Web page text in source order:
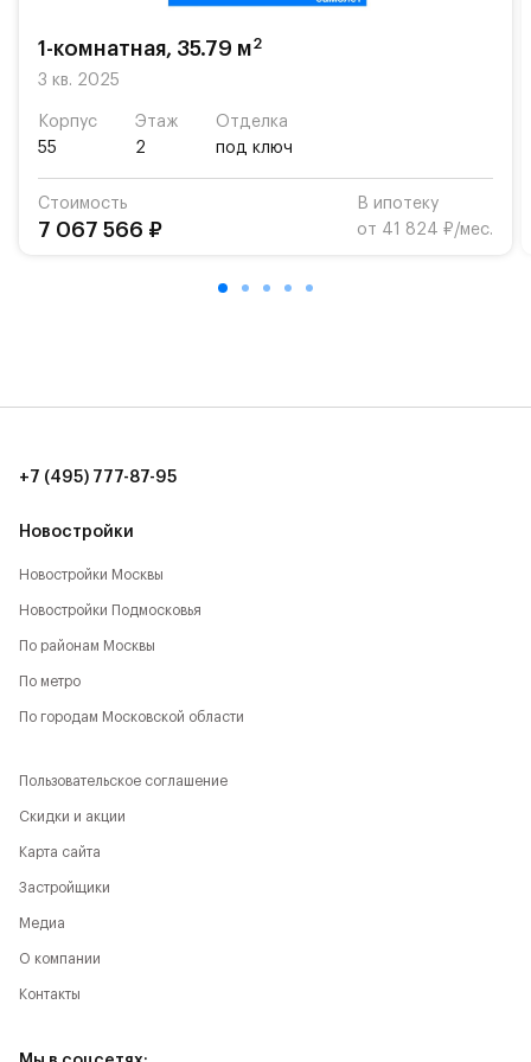
возможность посещения частной гимназии
Для автомобилистов — закрытые озеленённые
Территория квартала приватная, въезд
осуществляется по пропускам.#yan19-2r1521142#
1-комнатная, 35.79 м2
3 кв. 2025
Корпус
55
Этаж
2
Отделка
под ключ
Стоимость
7 067 566 ₽
В ипотеку
от 41 824 ₽/мес.
Новостройки
Новостройки Москвы
Новостройки Подмосковья
По районам Москвы
По метро
По городам Московской области
+7 (495) 777-87-95
Пользовательское соглашение
Скидки и акции
Карта сайта
Застройщики
Медиа
О компании
Контакты